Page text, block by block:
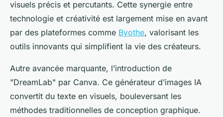
visuels précis et percutants. Cette synergie entre
technologie et créativité est largement mise en avant
par des plateformes comme Byothe, valorisant les
outils innovants qui simplifient la vie des créateurs.
Autre avancée marquante, l’introduction de
"DreamLab" par Canva. Ce générateur d’images IA
convertit du texte en visuels, bouleversant les
méthodes traditionnelles de conception graphique.